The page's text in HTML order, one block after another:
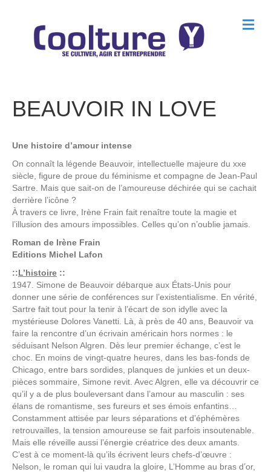
M
e
BEAUVOIR IN LOVE
Une histoire d’amour intense
On connaît la légende Beauvoir, intellectuelle majeure du xxe
siècle, figure de proue du féminisme et compagne de Jean-Paul
Sartre. Mais que sait-on de l’amoureuse déchirée qui se cachait
derrière l’icône ?
À travers ce livre, Irène Frain fait renaître toute la magie et
l’illusion des amours impossibles. Celles qu’on n’oublie jamais.
Roman de Irène Frain
Editions Michel Lafon
::L’histoire ::
1947. Simone de Beauvoir débarque aux États-Unis pour
donner une série de conférences sur l’existentialisme. En vérité,
Sartre fait tout pour la tenir à l’écart de son idylle avec la
mystérieuse Dolores Vanetti. Là, à près de 40 ans, Beauvoir va
faire la rencontre d’un écrivain américain hors normes : le
séduisant Nelson Algren. Dès leur premier échange, c’est le
choc. En moins de vingt-quatre heures, dans les bas-fonds de
Chicago, entre bars sordides, planques de junkies et un deux-
pièces sommaire, Simone revit. Avec Algren, elle va découvrir ce
qu’il y a de plus bouleversant dans l’amour au masculin : ses
élans de romantisme, ses fureurs et ses émois enfantins…
Constamment attisée par leurs séparations et d’éphémères
retrouvailles, la tension amoureuse se fait parfois insoutenable.
Mais elle réveille aussi l’énergie créatrice des deux amants.
C’est à ce moment-là qu’ils écrivent leurs chefs-d’œuvre :
Nelson, le roman qui lui vaudra la gloire, L’Homme au bras d’or,